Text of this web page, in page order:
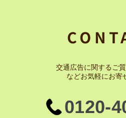
交通広告に関するご
などお気軽にお寄
0120-